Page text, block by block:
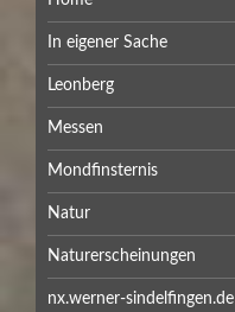
In eigener Sache
Leonberg
Messen
Mondfinsternis
Natur
Naturerscheinungen
nx.werner-sindelfingen.de